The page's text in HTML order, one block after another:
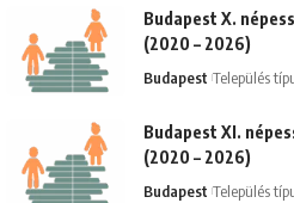
Budapest X.
(2020 – 2026)
Budapest Település
Budapest XI.
(2020 – 2026)
Budapest Település